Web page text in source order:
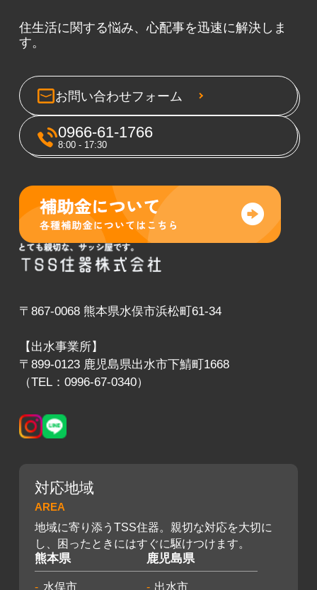
住生活に関する悩み、心配事を迅速に解決しま
す。
お問い合わせフォーム
0966-61-1766
8:00 - 17:30
〒867-0068 熊本県水俣市浜松町61-34
【出水事業所】
〒899-0123 鹿児島県出水市下鯖町1668
（TEL：0996-67-0340）
対応地域
AREA
地域に寄り添うTSS住器。親切な対応を大切に
し、困ったときにはすぐに駆けつけます。
熊本県
水俣市
鹿児島県
出水市